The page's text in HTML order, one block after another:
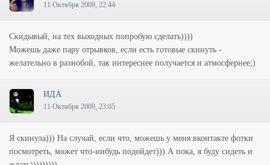
11 Октября 2009, 22:44
Скидывый, на тех выходных попробую сделать))))
Можешь даже пару отрывков, если есть готовые скинуть -
желательно в разнобой, так интереснее получается и атмосфернее;)
ИДА
11 Октября 2009, 23:05
Я скинула))) На случай, если что, можешь у меня вконтакте фотки
посмотреть, может что-нибудь подойдет))) А пока, я буду сидеть и